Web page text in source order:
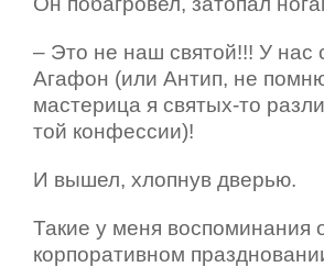
– Это не наш святой!!! У нас
Агафон (или Антип, не
мастерица я святых-то
той конфессии)!
И вышел, хлопнув дверью.
Такие у меня воспоминания
корпоративном